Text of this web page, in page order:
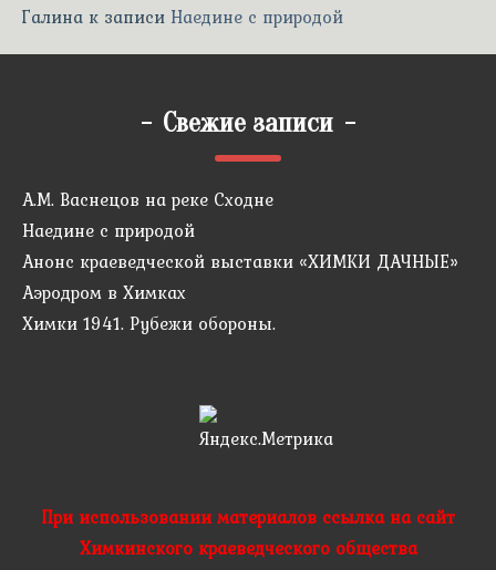
Галина к записи Наедине с природой
- Свежие записи -
А.М. Васнецов на реке Сходне
Наедине с природой
Анонс краеведческой выставки «ХИМКИ ДАЧНЫЕ»
Аэродром в Химках
Химки 1941. Рубежи обороны.
При использовании материалов ссылка на сайт
Химкинского краеведческого общества